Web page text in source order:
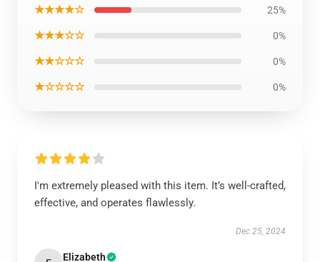
★★★★☆ 25%
★★★☆☆ 0%
★★☆☆☆ 0%
★☆☆☆☆ 0%
I'm extremely pleased with this item. It’s well-crafted,
effective, and operates flawlessly.
Dec 25, 2024
Elizabeth